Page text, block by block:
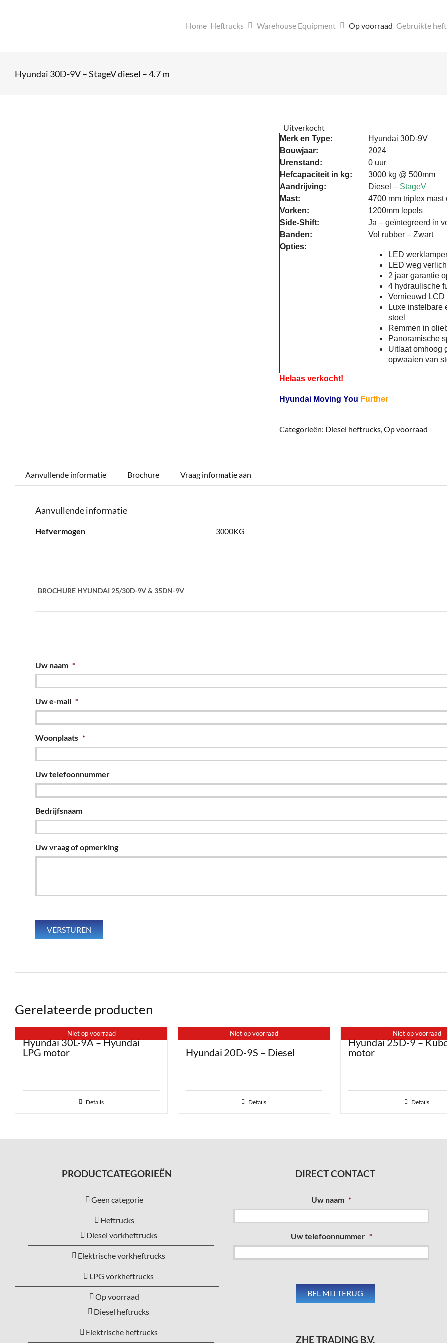
Home Heftrucks Warehouse Equipment Op voorraad Gebruikte
Hyundai 30D-9V – StageV diesel – 4.7 m
Uitverkocht
Merk en Type:
Hyundai 30D-9V
Bouwjaar:
2024
Urenstand:
0 uur
Hefcapaciteit in kg:
3000 kg @ 500mm
Aandrijving:
Diesel – StageV
Mast:
4700 mm triplex
Vorken:
1200mm lepels
Side-Shift:
Ja – geïntegreerd in
Banden:
Vol rubber – Zwart
Opties:
LED
LED weg
2 jaar garantie
4 hydraulische
Vernieuwd
Luxe instelbare
stoel
Remmen in
Panoramische
Uitlaat omhoog
opwaaien van
Helaas verkocht!
Hyundai Moving You Further
Categorieën: Diesel heftrucks,Op voorraad
Aanvullende informatie Brochure Vraag informatie aan
Aanvullende informatie
Hefvermogen 3000KG
BROCHURE HYUNDAI 25/30D-9V & 35DN-9V
Uw naam *
Uw e-mail *
Woonplaats *
Uw telefoonnummer
Bedrijfsnaam
Uw vraag of opmerking
Gerelateerde producten
Niet op voorraad
Hyundai 30L-9A – Hyundai
LPG motor
Details
Niet op voorraad
Hyundai 20D-9S – Diesel
Details
Niet op voorraad
Hyundai 25D-9 –
motor
Details
PRODUCTCATEGORIEËN
Geen categorie
Heftrucks
Diesel vorkheftrucks
Elektrische vorkheftrucks
LPG vorkheftrucks
Op voorraad
Diesel heftrucks
Elektrische heftrucks
DIRECT CONTACT
Uw naam *
Uw telefoonnummer *
ZHE TRADING B.V.